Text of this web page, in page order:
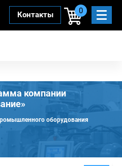
Контакты 0
компании
оборудования